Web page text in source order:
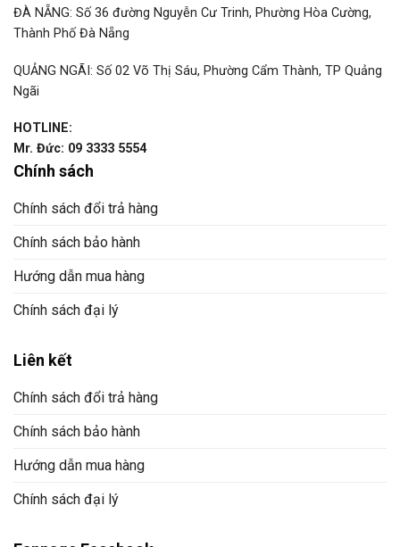
ĐÀ NẴNG: Số 36 đường Nguyễn Cư Trinh, Phường Hòa Cường,
Thành Phố Đà Nẵng
QUẢNG NGÃI: Số 02 Võ Thị Sáu, Phường Cẩm Thành, TP Quảng
Ngãi
HOTLINE:
Mr. Đức: 09 3333 5554
Chính sách
Chính sách đổi trả hàng
Chính sách bảo hành
Hướng dẫn mua hàng
Chính sách đại lý
Liên kết
Chính sách đổi trả hàng
Chính sách bảo hành
Hướng dẫn mua hàng
Chính sách đại lý